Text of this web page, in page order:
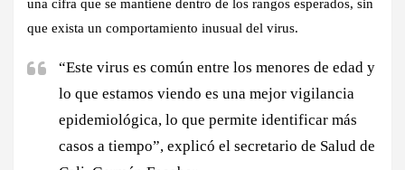
una cifra que se mantiene dentro de los rangos esperados, sin
que exista un comportamiento inusual del virus.
“Este virus es común entre los menores de edad y
lo que estamos viendo es una mejor vigilancia
epidemiológica, lo que permite identificar más
casos a tiempo”, explicó el secretario de Salud de